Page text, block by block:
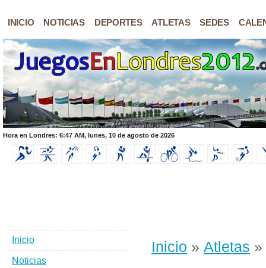
INICIO NOTICIAS DEPORTES ATLETAS SEDES
Hora en Londres: 6:47 AM, lunes, 10 de agosto de 2026
Inicio » Atletas
Inicio
Noticias